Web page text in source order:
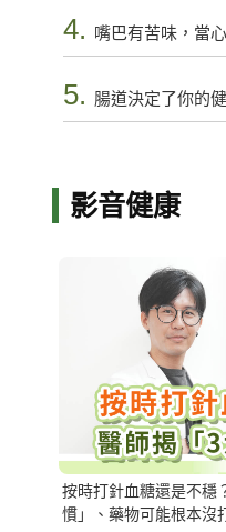
4. 嘴巴有苦味，當
5. 腸道決定了你的
影音健康
按時打針血糖還是不穩
慣」、藥物可能根本沒